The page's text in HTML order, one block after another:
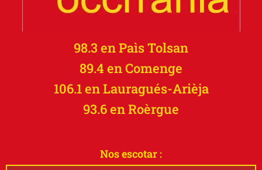
98.3 en Paìs Tolsan
89.4 en Comenge
106.1 en Lauragués-Arièja
93.6 en Roèrgue
Nos escotar :